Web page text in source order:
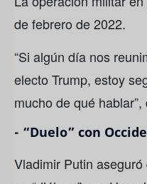
de febrero de 2022.
“Si algún día nos
electo Trump, estoy
mucho de qué
- “Duelo” con
Vladimir Putin